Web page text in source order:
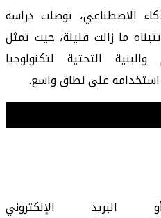
الاصطناعي، توصلت دراسة
ما زالت قليلة، حيث تمثل
التحتية لتكنولوجيا
استخدامه على نطاق واسع.
الإلكتروني